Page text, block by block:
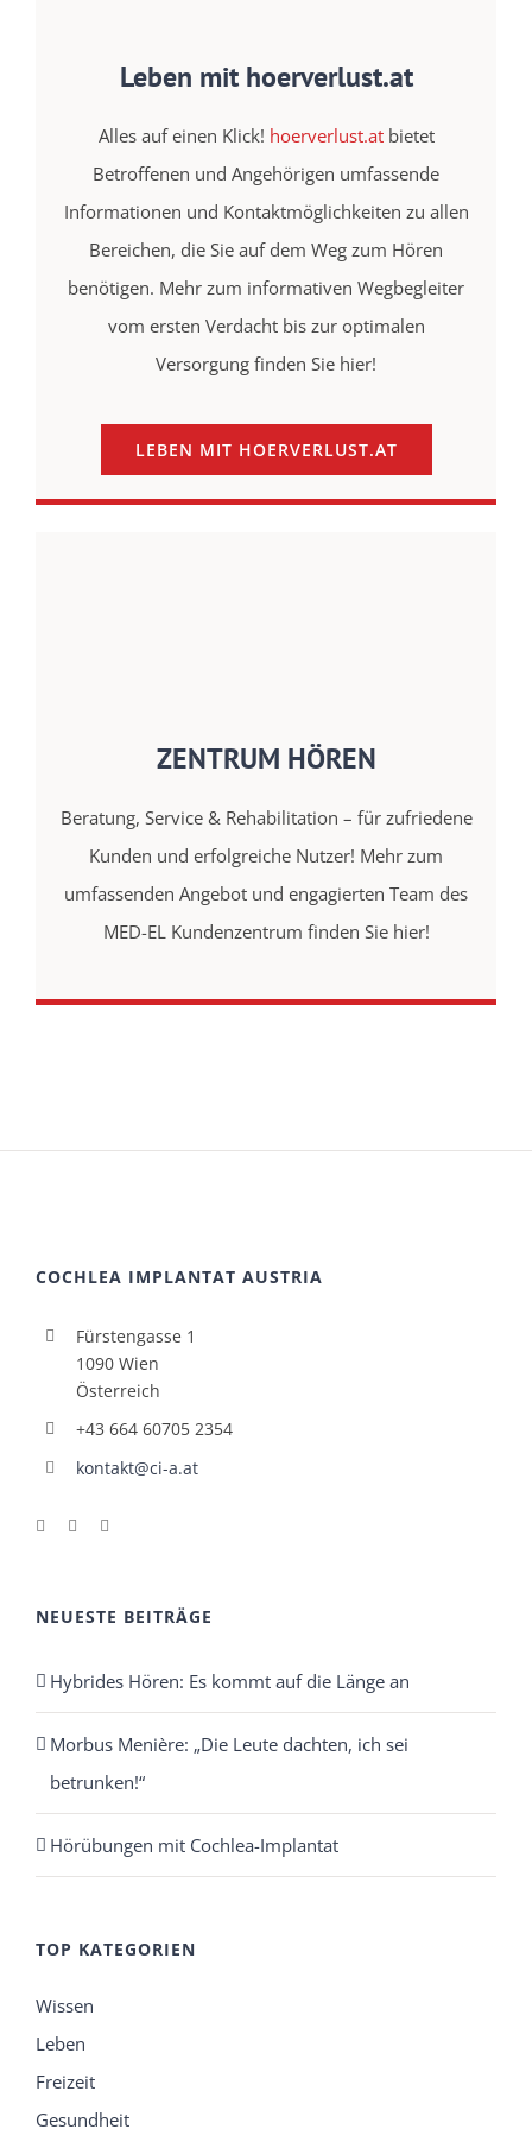
Leben mit hoerverlust.at
Alles auf einen Klick! hoerverlust.atbietet
Betroffenen und Angehörigen umfassende
Informationen und Kontaktmöglichkeiten zu allen
Bereichen, die Sie auf dem Weg zum Hören
benötigen. Mehr zum informativen Wegbegleiter
vom ersten Verdacht bis zur optimalen
Versorgung finden Sie hier!
LEBEN MIT HOERVERLUST.AT
ZENTRUM HÖREN
Beratung, Service & Rehabilitation – für zufriedene
Kunden und erfolgreiche Nutzer! Mehr zum
umfassenden Angebot und engagierten Team des
MED-EL Kundenzentrum finden Sie hier!
COCHLEA IMPLANTAT AUSTRIA
Fürstengasse 1
1090 Wien
Österreich
+43 664 60705 2354
kontakt@ci-a.at
NEUESTE BEITRÄGE
Hybrides Hören: Es kommt auf die Länge an
Morbus Menière: „Die Leute dachten, ich sei
betrunken!“
Hörübungen mit Cochlea-Implantat
TOP KATEGORIEN
Wissen
Leben
Freizeit
Gesundheit